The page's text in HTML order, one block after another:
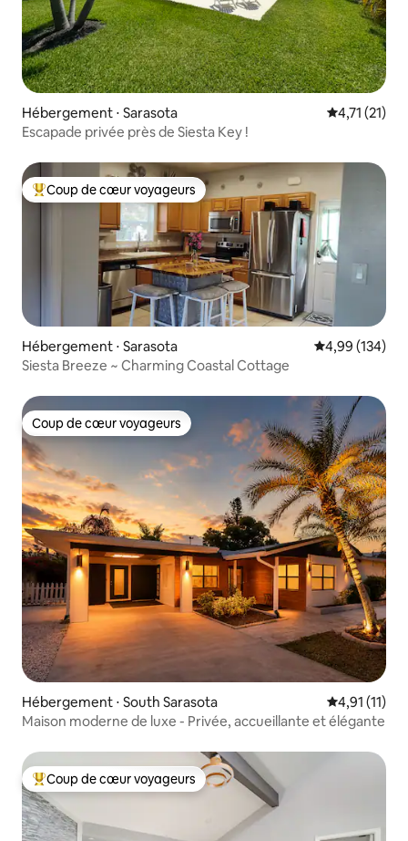
Hébergement ⋅ Sarasota Évaluation
4,71 (21)
Escapade privée près de Siesta Key !
Coups de cœur voyageurs les plus appréciés
Coup de cœur voyageurs
Hébergement ⋅ Sarasota Évaluation
4,99 (134)
Siesta Breeze ~ Charming Coastal Cottage
Coup de cœur voyageurs
Coup de cœur voyageurs
Hébergement ⋅ South Sarasota Évaluation
4,91 (11)
Maison moderne de luxe - Privée, accueillante et élégante
Coups de cœur voyageurs les plus appréciés
Coup de cœur voyageurs